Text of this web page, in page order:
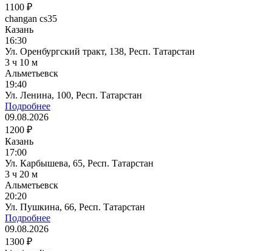
1100 ₽
changan cs35
Казань
16:30
Ул. Оренбургский тракт, 138, Респ. Татарстан
3 ч 10 м
Альметьевск
19:40
Ул. Ленина, 100, Респ. Татарстан
Подробнее
09.08.2026
1200 ₽
Казань
17:00
Ул. Карбышева, 65, Респ. Татарстан
3 ч 20 м
Альметьевск
20:20
Ул. Пушкина, 66, Респ. Татарстан
Подробнее
09.08.2026
1300 ₽